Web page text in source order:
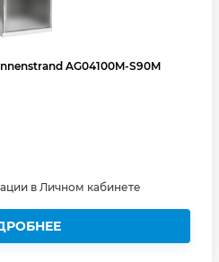
AG04100M-S90M
в Личном кабинете